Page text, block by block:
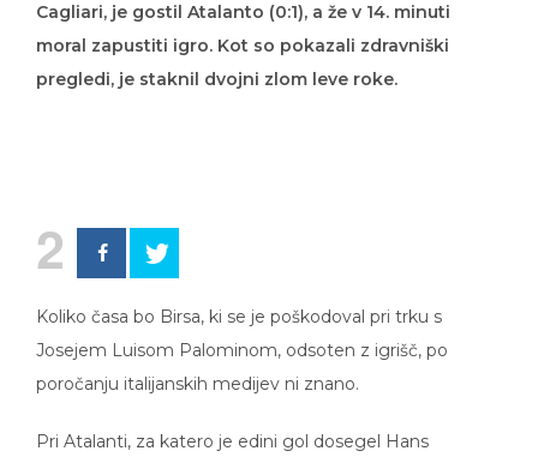
Cagliari, je gostil Atalanto (0:1), a že v 14. minuti
moral zapustiti igro. Kot so pokazali zdravniški
pregledi, je staknil dvojni zlom leve roke.
2
Koliko časa bo Birsa, ki se je poškodoval pri trku s
Josejem Luisom Palominom, odsoten z igrišč, po
poročanju italijanskih medijev ni znano.
Pri Atalanti, za katero je edini gol dosegel Hans